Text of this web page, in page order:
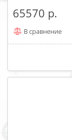
65570
В сравнение